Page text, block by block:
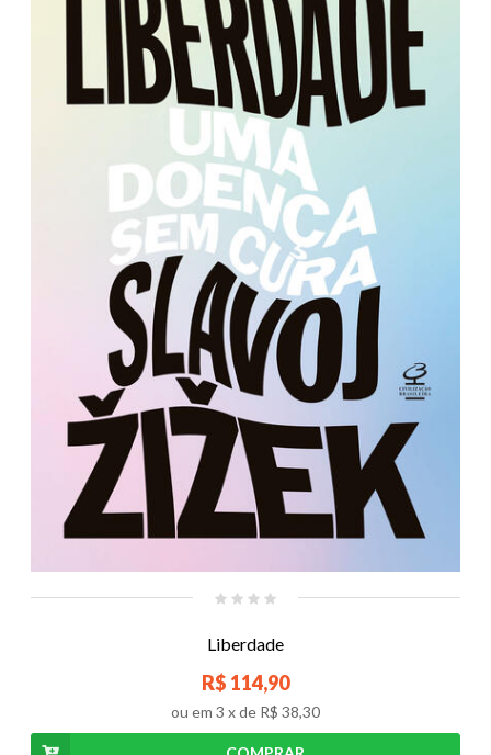
Liberdade
R$ 114,90
ou em 3 x de R$ 38,30